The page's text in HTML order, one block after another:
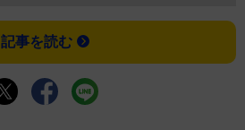
記事を読む